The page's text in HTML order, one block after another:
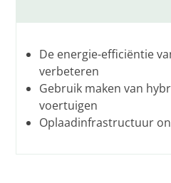
De energie-efficiëntie
verbeteren
Gebruik maken van
voertuigen
Oplaadinfrastructuur